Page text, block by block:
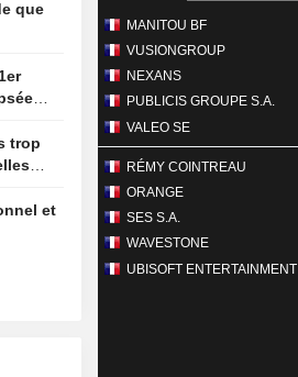
MANITOU BF
VUSIONGROUP
NEXANS
PUBLICIS GROUPE S.A.
VALEO SE
RÉMY COINTREAU
ORANGE
SES S.A.
WAVESTONE
UBISOFT ENTERTAINMENT